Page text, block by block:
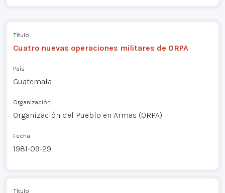
Título
Cuatro nuevas operaciones militares de ORPA
País
Guatemala
Organización
Organización del Pueblo en Armas (ORPA)
Fecha
1981-09-29
Título